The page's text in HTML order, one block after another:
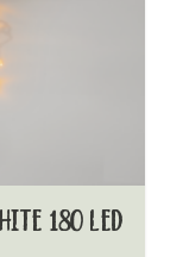
180 LED